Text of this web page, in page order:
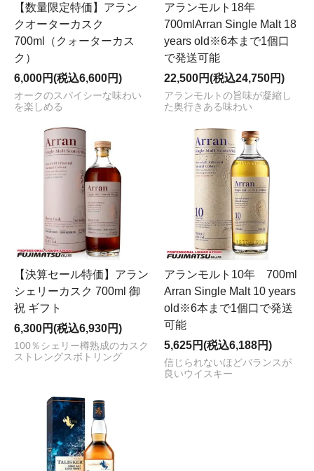
【数量限定特価】アラン
クオーターカスク
700ml（クォーターカス
ク）
6,000円(税込6,600円)
オークのスパイシーな味わい
を楽しめる
アランモルト18年
700mlArran Single Malt 18
years old※6本まで1個口
で発送可能
22,500円(税込24,750円)
アランモルトの旨味が凝縮し
た奥行きある味わい
【決算セール特価】アラン
シェリーカスク 700ml 御
祝 ギフト
6,300円(税込6,930円)
100％シェリー樽熟成のカスク
ストレングスボトリング
アランモルト10年 700ml
Arran Single Malt 10 years
old※6本まで1個口で発送
可能
5,625円(税込6,188円)
信じられないほどバランスが
良いウイスキー